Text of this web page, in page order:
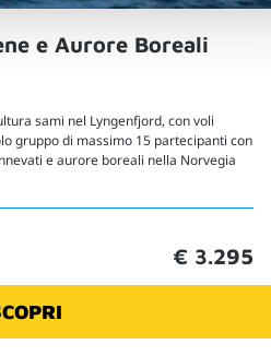
e Aurore Boreali
sami nel Lyngenfjord, con voli
gruppo di massimo 15 partecipanti con
e aurore boreali nella Norvegia
€ 3.295